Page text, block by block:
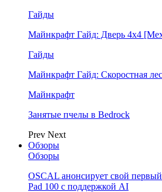
Гайды
Майнкрафт Гайд: Дверь 4х4
Гайды
Майнкрафт Гайд: Скоростная
Майнкрафт
Занятые пчелы в Bedrock
Prev Next
Обзоры
Обзоры
OSCAL анонсирует свой
Pad 100 с поддержкой AI